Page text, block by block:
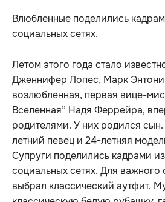
Влюбленные поделились
социальных сетях.
Летом этого года стало
Дженнифер Лопес, Марк
возлюбленная, первая вице-
Вселенная” Надя Феррейра,
родителями. У них родился
летний певец и 24-летняя
Супруги поделились кадрами
социальных сетях. Для важного
выбрал классический аутфит.